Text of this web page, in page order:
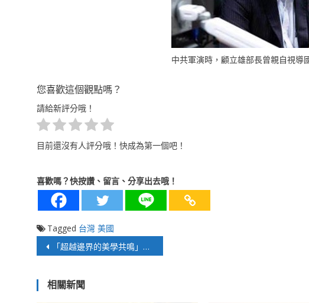
中共軍演時，顧立雄部長曾親自視導
您喜歡這個觀點嗎？
請給新評分哦！
目前還沒有人評分哦！快成為第一個吧！
喜歡嗎？快按讚、留言、分享出去哦！
Tagged 台灣 美國
文
導
「超越邊界的美學共鳴」KOREA 2026 臺灣文化展覽會：連結東亞藝術的現當代對話
相關新聞